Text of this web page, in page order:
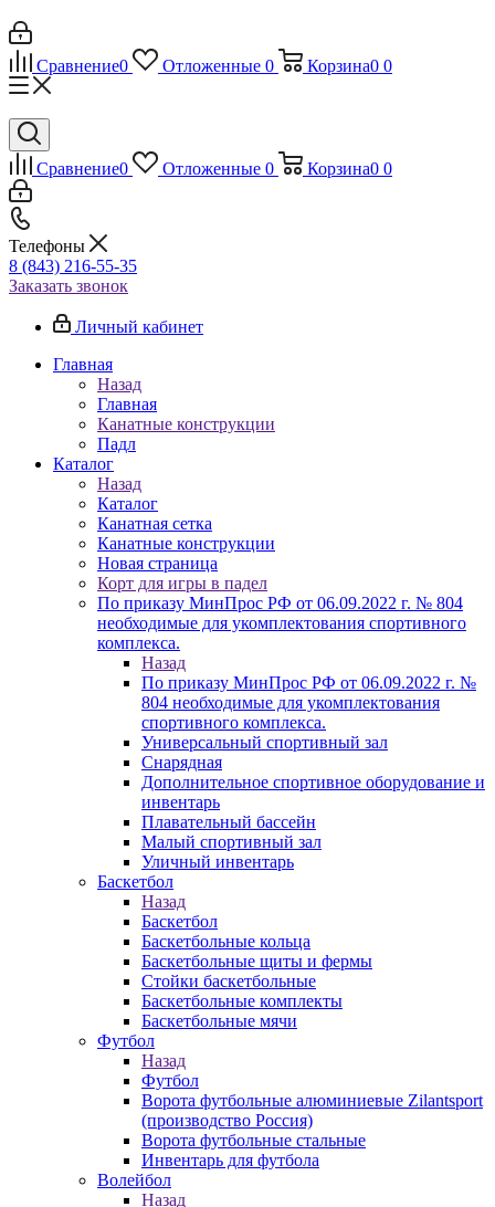
Сравнение0 Отложенные 0 Корзина0 0
Сравнение0 Отложенные 0 Корзина0 0
Телефоны
8 (843) 216-55-35
Заказать звонок
Личный кабинет
Главная
Назад
Главная
Канатные конструкции
Падл
Каталог
Назад
Каталог
Канатная сетка
Канатные конструкции
Новая страница
Корт для игры в падел
По приказу МинПрос РФ от 06.09.2022 г. № 804
необходимые для укомплектования спортивного
комплекса.
Назад
По приказу МинПрос РФ от 06.09.2022 г. №
804 необходимые для укомплектования
спортивного комплекса.
Универсальный спортивный зал
Снарядная
Дополнительное спортивное оборудование и
инвентарь
Плавательный бассейн
Малый спортивный зал
Уличный инвентарь
Баскетбол
Назад
Баскетбол
Баскетбольные кольца
Баскетбольные щиты и фермы
Стойки баскетбольные
Баскетбольные комплекты
Баскетбольные мячи
Футбол
Назад
Футбол
Ворота футбольные алюминиевые Zilantsport
(производство Россия)
Ворота футбольные стальные
Инвентарь для футбола
Волейбол
Назад